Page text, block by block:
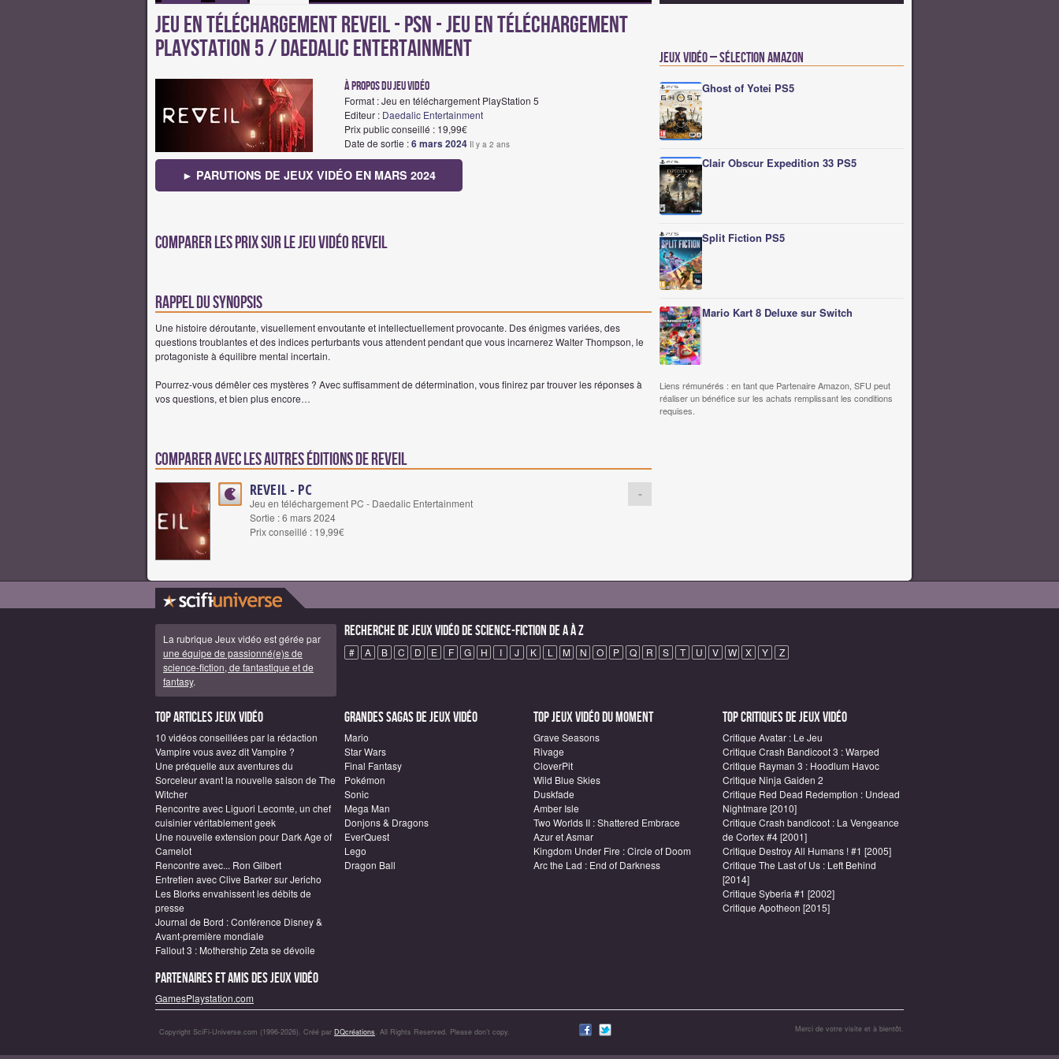
Jeu en téléchargement REVEIL - PSN - Jeu en téléchargement
PlayStation 5 / Daedalic Entertainment
à propos du jeu vidéo
Format : Jeu en téléchargement PlayStation 5
Editeur : Daedalic Entertainment
Prix public conseillé : 19,99€
Date de sortie :6 mars 2024 Il y a 2 ans
► PARUTIONS DE JEUX VIDÉO EN MARS 2024
Comparer les prix sur Le jeu vidéo REVEIL
Rappel du synopsis
Une histoire déroutante, visuellement envoutante et intellectuellement provocante. Des énigmes variées, des
questions troublantes et des indices perturbants vous attendent pendant que vous incarnerez Walter Thompson, le
protagoniste à équilibre mental incertain.
Pourrez-vous démêler ces mystères ? Avec suffisamment de détermination, vous finirez par trouver les réponses à
vos questions, et bien plus encore…
Comparer avec les autres éditions de REVEIL
REVEIL - PC
Jeu en téléchargement PC - Daedalic Entertainment
Sortie : 6 mars 2024
Prix conseillé : 19,99€
-
Jeux vidéo – Sélection Amazon
Ghost of Yotei PS5
Clair Obscur Expedition 33 PS5
Split Fiction PS5
Mario Kart 8 Deluxe sur Switch
Liens rémunérés : en tant que Partenaire Amazon, SFU peut
réaliser un bénéfice sur les achats remplissant les conditions
requises.
La rubrique Jeux vidéo est gérée par
une équipe de passionné(e)s de
science-fiction, de fantastique et de
fantasy.
Recherche de Jeux vidéo de science-fiction de A à Z
# A B C D E F G H I J K L M N O P Q R S T U V W X Y Z
Top articles Jeux vidéo
10 vidéos conseillées par la rédaction
Vampire vous avez dit Vampire ?
Une préquelle aux aventures du
Sorceleur avant la nouvelle saison de The
Witcher
Rencontre avec Liguori Lecomte, un chef
cuisinier véritablement geek
Une nouvelle extension pour Dark Age of
Camelot
Rencontre avec... Ron Gilbert
Entretien avec Clive Barker sur Jericho
Les Blorks envahissent les débits de
presse
Journal de Bord : Conférence Disney &
Avant-première mondiale
Fallout 3 : Mothership Zeta se dévoile
Grandes sagas de Jeux vidéo
Mario
Star Wars
Final Fantasy
Pokémon
Sonic
Mega Man
Donjons & Dragons
EverQuest
Lego
Dragon Ball
Top Jeux vidéo du moment
Grave Seasons
Rivage
CloverPit
Wild Blue Skies
Duskfade
Amber Isle
Two Worlds II : Shattered Embrace
Azur et Asmar
Kingdom Under Fire : Circle of Doom
Arc the Lad : End of Darkness
Top critiques de Jeux vidéo
Critique Avatar : Le Jeu
Critique Crash Bandicoot 3 : Warped
Critique Rayman 3 : Hoodlum Havoc
Critique Ninja Gaiden 2
Critique Red Dead Redemption : Undead
Nightmare [2010]
Critique Crash bandicoot : La Vengeance
de Cortex #4 [2001]
Critique Destroy All Humans ! #1 [2005]
Critique The Last of Us : Left Behind
[2014]
Critique Syberia #1 [2002]
Critique Apotheon [2015]
Partenaires et amis des jeux vidéo
GamesPlaystation.com
Copyright SciFi-Universe.com (1996-2026). Créé par DQcréations. All Rights Reserved. Please don’t copy. Merci de votre visite et à bientôt.